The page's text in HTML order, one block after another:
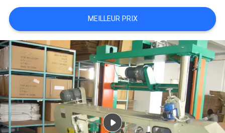
DU
SITE
POLITIQUE
DE
CONFIDENTIALITÉ
MEILLEUR PRIX